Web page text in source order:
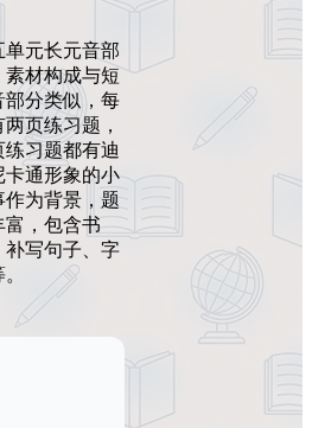
单元长元音部
素材构成与短
部分类似，每
两页练习题，
练习题都有迪
卡通形象的小
作为背景，题
富，包含书
补写句子、字